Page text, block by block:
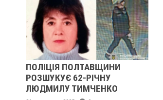
ПОЛІЦІЯ ПОЛТАВЩИНИ
РОЗШУКУЄ 62-РІЧНУ
ЛЮДМИЛУ ТИМЧЕНКО